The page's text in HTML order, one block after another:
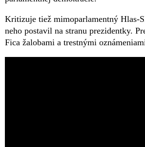
Kritizuje tiež mimoparlamentný Hlas-
neho postavil na stranu prezidentky.
Fica žalobami a trestnými